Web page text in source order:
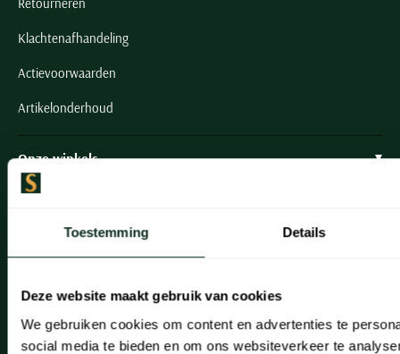
Toestemming Details
Deze website maakt gebruik van cookies
We gebruiken cookies om content en advertenties te
social media te bieden en om ons websiteverkeer te
Retourneren
Klachtenafhandeling
Actievoorwaarden
Artikelonderhoud
Onze winkels
Onze winkels
Heemstede
Leiderdorp